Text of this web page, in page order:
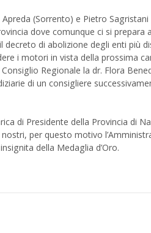
(Sorrento) e Pietro Sagristani
dove comunque ci si prepara
di abolizione degli enti più
i motori in vista della prossima
Regionale la dr. Flora
di un consigliere
di Presidente della Provincia di
per questo motivo
della Medaglia d’Oro.